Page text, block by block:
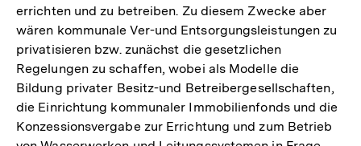
errichten und zu betreiben. Zu diesem Zwecke aber
wären kommunale Ver-und Entsorgungsleistungen zu
privatisieren bzw. zunächst die gesetzlichen
Regelungen zu schaffen, wobei als Modelle die
Bildung privater Besitz-und Betreibergesellschaften,
die Einrichtung kommunaler Immobilienfonds und die
Konzessionsvergabe zur Errichtung und zum Betrieb